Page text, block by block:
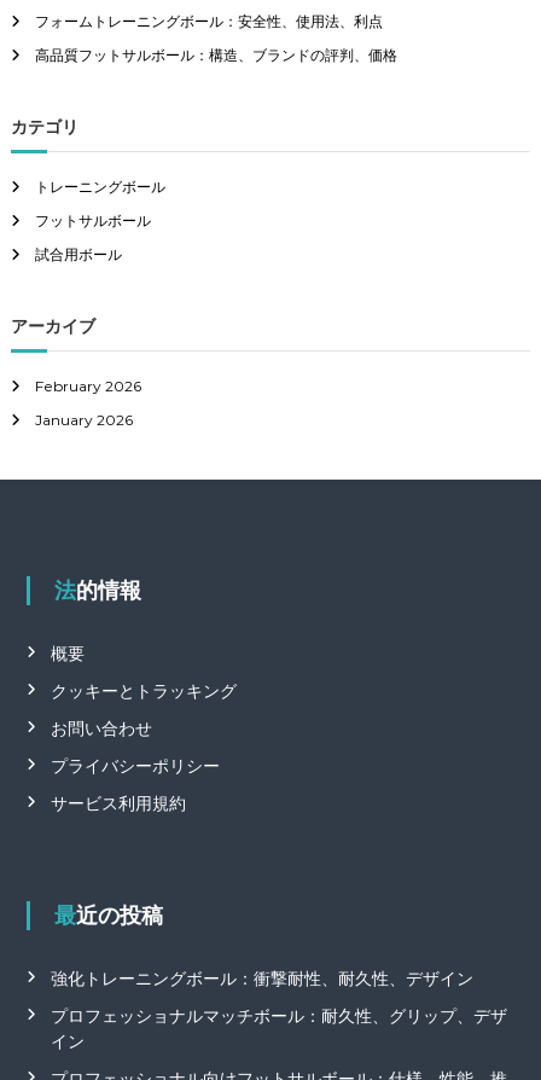
フォームトレーニングボール：安全性、使用法、利点
高品質フットサルボール：構造、ブランドの評判、価格
カテゴリ
トレーニングボール
フットサルボール
試合用ボール
アーカイブ
February 2026
January 2026
法的情報
概要
クッキーとトラッキング
お問い合わせ
プライバシーポリシー
サービス利用規約
最近の投稿
強化トレーニングボール：衝撃耐性、耐久性、デザイン
プロフェッショナルマッチボール：耐久性、グリップ、デザ
イン